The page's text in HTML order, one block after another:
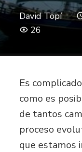
David Topí
26
Es
como es
de tantos
proceso
que estamos